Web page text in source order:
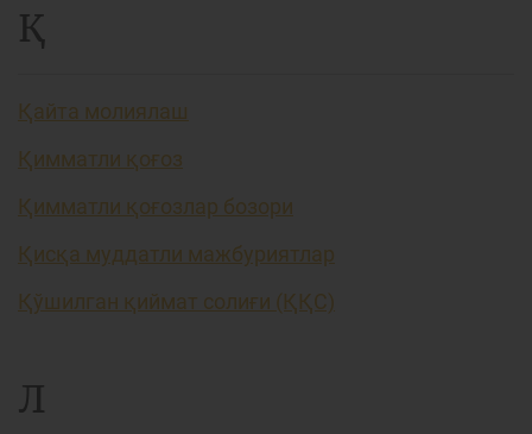
Қ
Қайта молиялаш
Қимматли қоғоз
Қимматли қоғозлар бозори
Қисқа муддатли мажбуриятлар
Қўшилган қиймат солиғи (ҚҚС)
Л